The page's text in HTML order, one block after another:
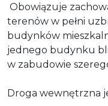
Obowiązuje
terenów w pełni
budynków
jednego budynku
w zabudowie
Droga wewnętrzna